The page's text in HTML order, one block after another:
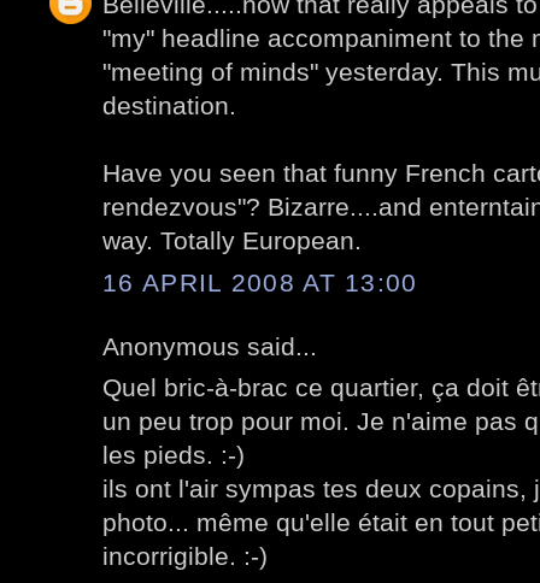
"my" headline accompaniment to the
"meeting of minds" yesterday. This
destination.
Have you seen that funny French
rendezvous"? Bizarre....and
way. Totally European.
16 APRIL 2008 AT 13:00
Anonymous said...
Quel bric-à-brac ce quartier, ça doit
un peu trop pour moi. Je n'aime pas
les pieds. :-)
ils ont l'air sympas tes deux copains,
photo... même qu'elle était en tout
incorrigible. :-)